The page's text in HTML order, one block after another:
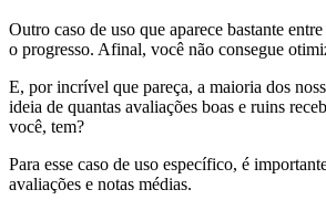
Outro caso de uso que aparece bastante
o progresso. Afinal, você não consegue
E, por incrível que pareça, a maioria dos
ideia de quantas avaliações boas e ruins
você, tem?
Para esse caso de uso específico, é
avaliações e notas médias.